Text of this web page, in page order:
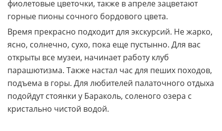
фиолетовые цветочки, также в апреле зацветают
горные пионы сочного бордового цвета.
Время прекрасно подходит для экскурсий. Не жарко,
ясно, солнечно, сухо, пока еще пустынно. Для вас
открыты все музеи, начинает работу клуб
парашютизма. Также настал час для пеших походов,
подъема в горы. Для любителей палаточного отдыха
подойдут стоянки у Бараколь, соленого озера с
кристально чистой водой.